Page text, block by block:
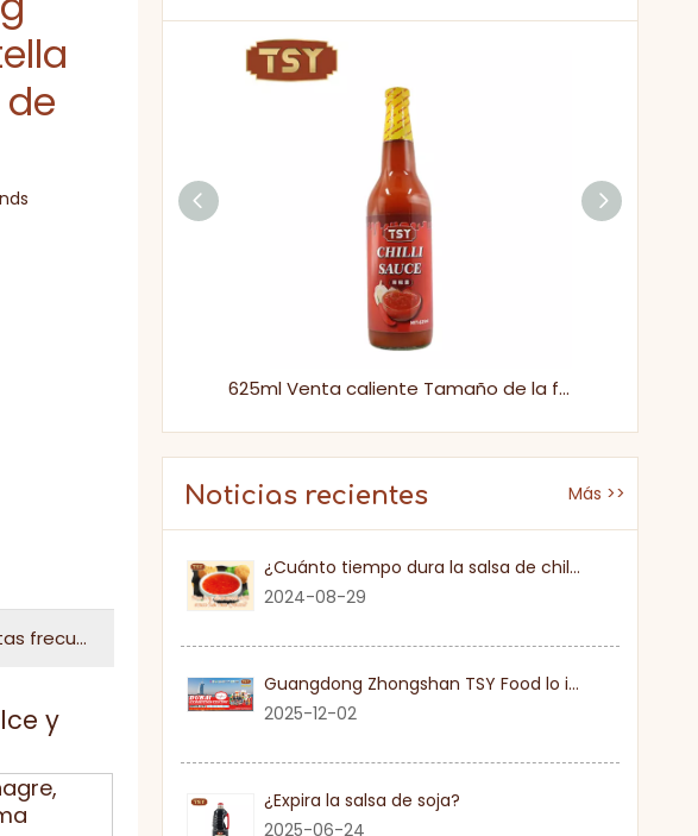
frecuentes
y
625ml Venta caliente Tamaño de la familia Salsa de chile de pimiento rojo para cocinar casera
Noticias recientes Más >>
¿Cuánto tiempo dura la salsa de chile dulce una vez que se abre?
2024-08-29
Guangdong Zhongshan TSY Food lo invita sinceramente a visitar la Exposición Gulfood de Dubai 2026
2025-12-02
¿Expira la salsa de soja?
2025-06-24